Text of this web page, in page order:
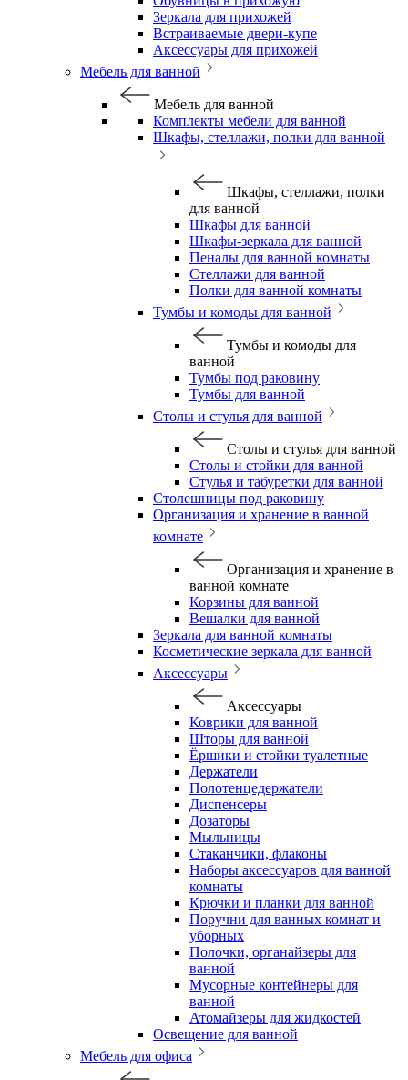
Зеркала для прихожей
Встраиваемые двери-купе
Аксессуары для прихожей
Мебель для ванной
Мебель для ванной
Комплекты мебели для ванной
Шкафы, стеллажи, полки для ванной
Шкафы, стеллажи, полки
для ванной
Шкафы для ванной
Шкафы-зеркала для ванной
Пеналы для ванной комнаты
Стеллажи для ванной
Полки для ванной комнаты
Тумбы и комоды для ванной
Тумбы и комоды для
ванной
Тумбы под раковину
Тумбы для ванной
Столы и стулья для ванной
Столы и стулья для ванной
Столы и стойки для ванной
Стулья и табуретки для ванной
Столешницы под раковину
Организация и хранение в ванной
комнате
Организация и хранение в
ванной комнате
Корзины для ванной
Вешалки для ванной
Зеркала для ванной комнаты
Косметические зеркала для ванной
Аксессуары
Аксессуары
Коврики для ванной
Шторы для ванной
Ёршики и стойки туалетные
Держатели
Полотенцедержатели
Диспенсеры
Дозаторы
Мыльницы
Стаканчики, флаконы
Наборы аксессуаров для ванной
комнаты
Крючки и планки для ванной
Поручни для ванных комнат и
уборных
Полочки, органайзеры для
ванной
Мусорные контейнеры для
ванной
Атомайзеры для жидкостей
Освещение для ванной
Мебель для офиса